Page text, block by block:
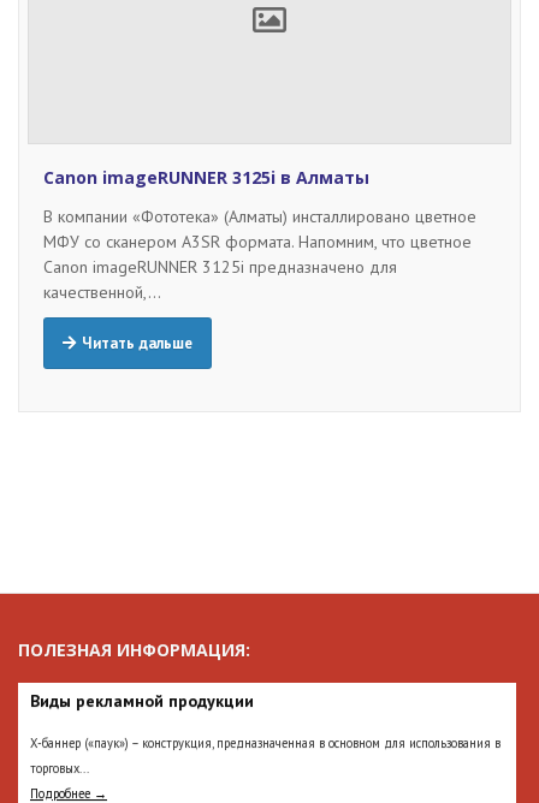
Canon imageRUNNER 3125i в Алматы
В компании «Фототека» (Алматы) инсталлировано цветное
МФУ со сканером А3SR формата. Напомним, что цветное
Canon imageRUNNER 3125i предназначено для
качественной,…
Читать дальше
ПОЛЕЗНАЯ ИНФОРМАЦИЯ:
Виды рекламной продукции
Х-баннер («паук») – конструкция, предназначенная в основном для использования в
торговых...
Подробнее →